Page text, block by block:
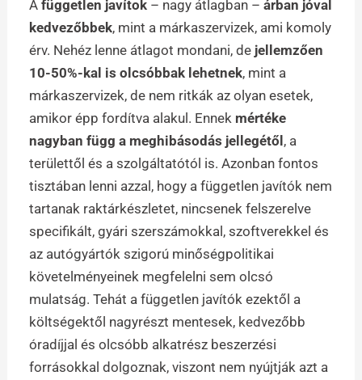
Afüggetlen javítok – nagy átlagban –árban jóval
kedvezőbbek, mint a márkaszervizek, ami komoly
érv. Nehéz lenne átlagot mondani, de jellemzően
10-50%-kal is olcsóbbak lehetnek, mint a
márkaszervizek, de nem ritkák az olyan esetek,
amikor épp fordítva alakul. Ennek mértéke
nagyban függ a meghibásodás jellegétől, a
területtől és a szolgáltatótól is. Azonban fontos
tisztában lenni azzal, hogy a független javítók nem
tartanak raktárkészletet, nincsenek felszerelve
specifikált, gyári szerszámokkal, szoftverekkel és
az autógyártók szigorú minőségpolitikai
követelményeinek megfelelni sem olcsó
mulatság. Tehát a független javítók ezektől a
költségektől nagyrészt mentesek, kedvezőbb
óradíjjal és olcsóbb alkatrész beszerzési
forrásokkal dolgoznak, viszont nem nyújtják azt a